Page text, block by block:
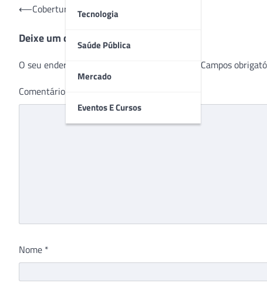
Tecnologia
Saúde Pública
Mercado
Eventos E Cursos
Navegação
Post
⟵Cobertura do Conahp 2022
Deixe um comentário
O seu endereço de e-mail não será publicado. Campos
Comentário
Nome *